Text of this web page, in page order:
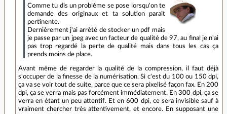
Comme tu dis un problème se pose lorsqu'on te
demande des originaux et ta solution parait
pertinente.
Dernièrement j'ai arrêté de stocker un pdf mais
je passe par un jpeg avec un facteur de qualité de 97, au final je n'ai
pas trop regardé la perte de qualité mais dans tous les cas ça
prends moins de place.
Avant même de regarder la qualité de la compression, il faut déjà
s'occuper de la finesse de la numérisation. Si c'est du 100 ou 150 dpi,
ça va se voir tout de suite, parce que ce sera pixelisé façon fax. En 200
dpi, ça se verra mais pas forcément immédiatement. En 300 dpi, ça se
verra en étant un peu attentif. Et en 600 dpi, ce sera invisible sauf à
vraiment chercher très attentivement, et encore. En supposant une